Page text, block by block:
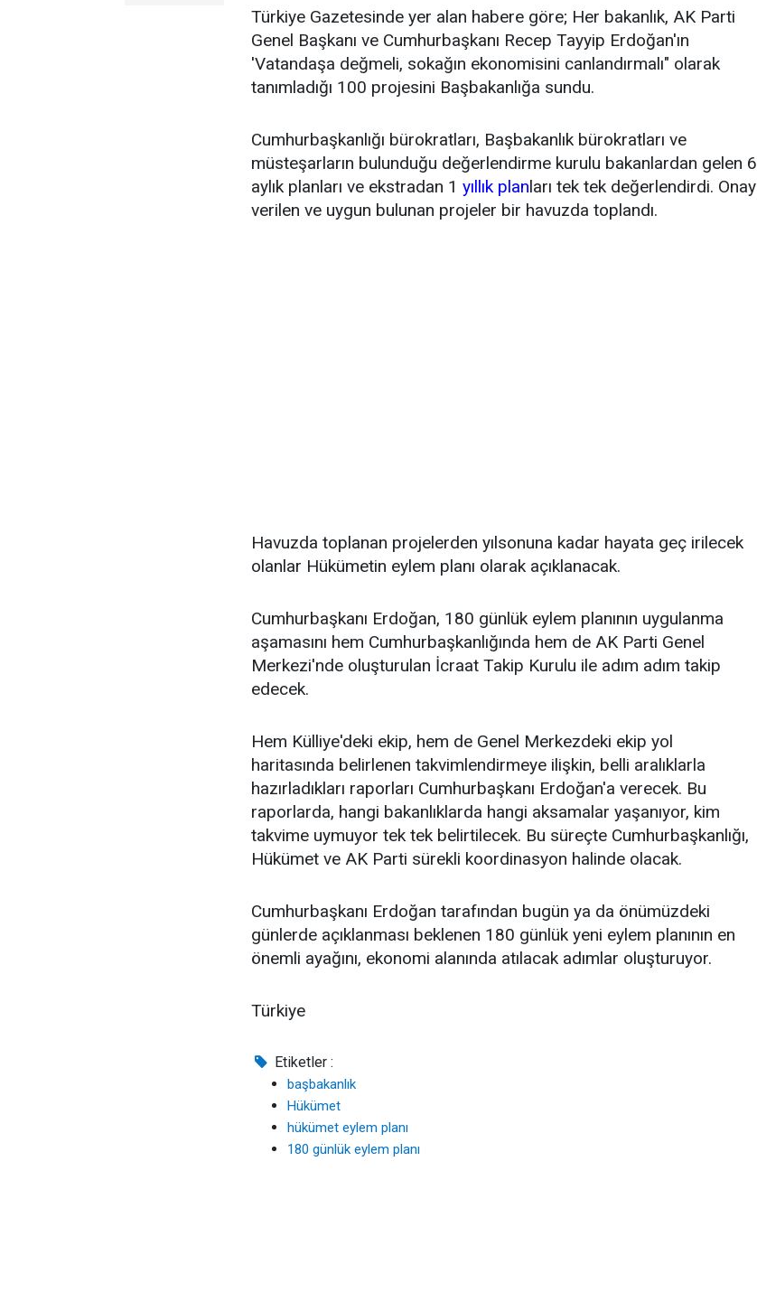
Türkiye Gazetesinde yer alan habere göre; Her bakanlık, AK Parti
Genel Başkanı ve Cumhurbaşkanı Recep Tayyip Erdoğan'ın
'Vatandaşa değmeli, sokağın ekonomisini canlandırmalı" olarak
tanımladığı 100 projesini Başbakanlığa sundu.
Cumhurbaşkanlığı bürokratları, Başbakanlık bürokratları ve
müsteşarların bulunduğu değerlendirme kurulu bakanlardan gelen 6
aylık planları ve ekstradan 1 yıllık planları tek tek değerlendirdi. Onay
verilen ve uygun bulunan projeler bir havuzda toplandı.
Havuzda toplanan projelerden yılsonuna kadar hayata geç irilecek
olanlar Hükümetin eylem planı olarak açıklanacak.
Cumhurbaşkanı Erdoğan, 180 günlük eylem planının uygulanma
aşamasını hem Cumhurbaşkanlığında hem de AK Parti Genel
Merkezi'nde oluşturulan İcraat Takip Kurulu ile adım adım takip
edecek.
Hem Külliye'deki ekip, hem de Genel Merkezdeki ekip yol
haritasında belirlenen takvimlendirmeye ilişkin, belli aralıklarla
hazırladıkları raporları Cumhurbaşkanı Erdoğan'a verecek. Bu
raporlarda, hangi bakanlıklarda hangi aksamalar yaşanıyor, kim
takvime uymuyor tek tek belirtilecek. Bu süreçte Cumhurbaşkanlığı,
Hükümet ve AK Parti sürekli koordinasyon halinde olacak.
Cumhurbaşkanı Erdoğan tarafından bugün ya da önümüzdeki
günlerde açıklanması beklenen 180 günlük yeni eylem planının en
önemli ayağını, ekonomi alanında atılacak adımlar oluşturuyor.
Türkiye
Etiketler :
başbakanlık
Hükümet
hükümet eylem planı
180 günlük eylem planı